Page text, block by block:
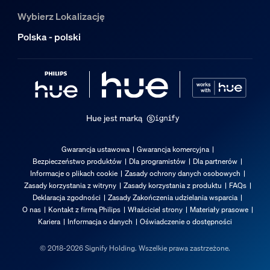
Dodatkowe funkcje/akcesoria w
Odporność na warunki pogodowe
Obszar ogrodowy
Ogród, Podwórko
Różne
Zaprojektowano z myślą o
Ogród, Patio
Wybierz Lokalizację
Polska - polski
Hue jest marką
Gwarancja ustawowa
Gwarancja komercyjna
Bezpieczeństwo produktów
Dla programistów
Dla partnerów
Informacje o plikach cookie
Zasady ochrony danych osobowych
Zasady korzystania z witryny
Zasady korzystania z produktu
FAQs
Deklaracja zgodności
Zasady Zakończenia udzielania wsparcia
O nas
Kontakt z firmą Philips Właściciel strony
Materiały prasowe
Kariera
Informacja o danych Oświadczenie o dostępności
© 2018-2026 Signify Holding. Wszelkie prawa zastrzeżone.